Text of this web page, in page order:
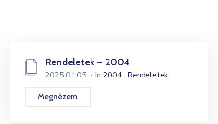
Rendeletek – 2004
2025.01.05. - In 2004 , Rendeletek
Megnézem